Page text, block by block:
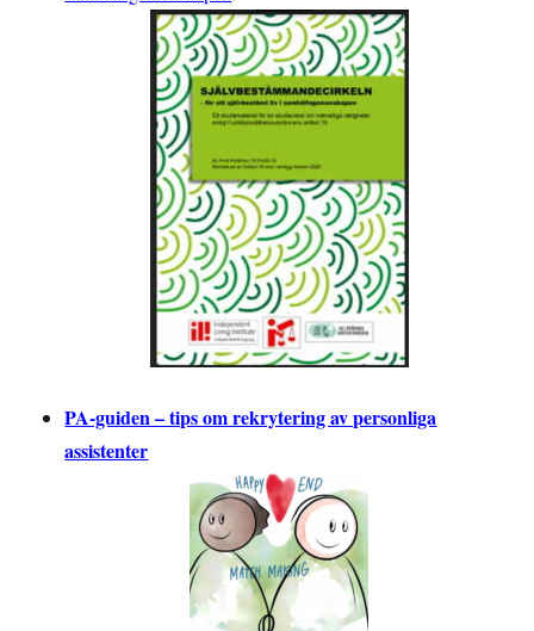
PA-guiden – tips om rekrytering av personliga
assistenter